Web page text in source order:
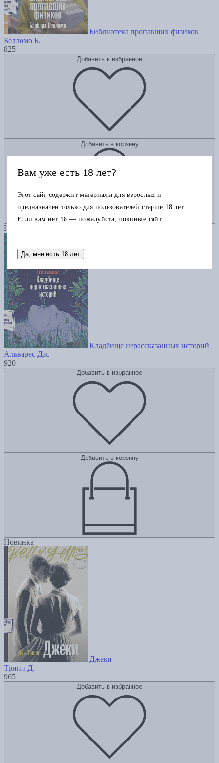
Библиотека пропавших физиков
Белломо Б.
825
Добавить в избранное
Добавить в корзину
Новинка
Кладбище нерассказанных историй
Альварес Дж.
920
Добавить в избранное
Добавить в корзину
Новинка
Джеки
Трипп Д.
965
Добавить в избранное
Вам уже есть 18 лет?
Этот сайт содержит материалы для взрослых и
предназначен только для пользователей старше 18 лет.
Если вам нет 18 — пожалуйста, покиньте сайт.
Да, мне есть 18 лет